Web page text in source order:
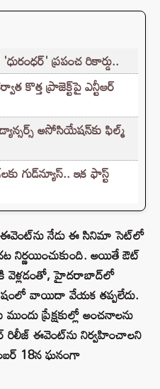
ప్రపంచ రికార్డు..
కొత్త ప్రాజెక్ట్‌పై ఎన్టీఆర్
అసోసియేషన్‌కు ఫిల్మ్
గుడ్‌న్యూస్.. ఇక ఫాస్ట్
నేడు ఈ సినిమా సెట్‌లో
నిర్ణయించుకుంది. అయితే ఔట్
వెళ్లడంతో, హైదరాబాద్‌లో
వాయిదా వేయక తప్పలేదు.
ప్రేక్షకుల్లో అంచనాలను
రిలీజ్ ఈవెంట్‌ను నిర్వహించాలని
18న ఘనంగా